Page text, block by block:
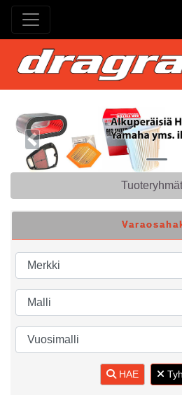
Previous
Tuoteryhmät
HAE